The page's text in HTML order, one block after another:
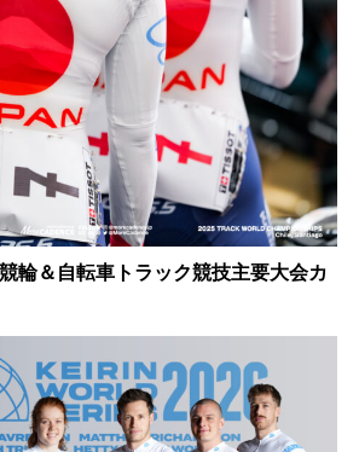
輪＆自転車トラック競技主要大会カ